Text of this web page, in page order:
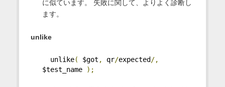
に似ています。 失敗に関して、よりよく診断し
ます。
unlike
unlike( $got , qr/expected/,
$test_name
);